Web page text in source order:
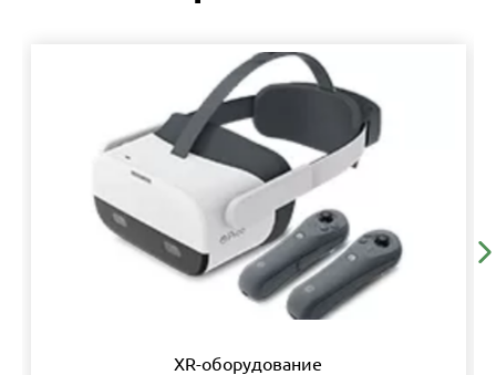
XR-оборудование